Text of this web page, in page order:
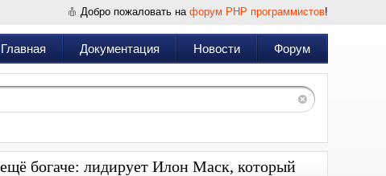
Добро пожаловать на форум PHP программистов!
Главная Документация Новости Форум
богаче: лидирует Илон Маск, который